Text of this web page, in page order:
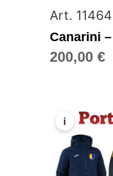
Art. 11464
Canarini
200,00€
i